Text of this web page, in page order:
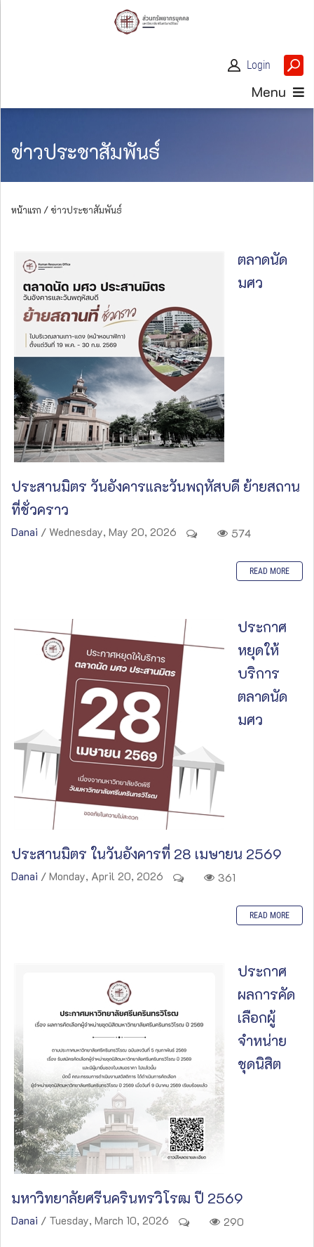
Login
Menu
ข่าวประชาสัมพันธ์
หน้าแรก / ข่าวประชาสัมพันธ์
ตลาดนัด
มศว
ประสานมิตร วันอังคารและวันพฤหัสบดี ย้ายสถาน
ที่ชั่วคราว
Danai / Wednesday, May 20, 2026 574
READ MORE
ประกาศ
หยุดให้
บริการ
ตลาดนัด
มศว
ประสานมิตร ในวันอังคารที่ 28 เมษายน 2569
Danai / Monday, April 20, 2026 361
READ MORE
ประกาศ
ผลการคัด
เลือกผู้
จำหน่าย
ชุดนิสิต
มหาวิทยาลัยศรีนครินทรวิโรฒ ปี 2569
Danai / Tuesday, March 10, 2026 290